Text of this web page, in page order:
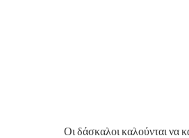
Οι δάσκαλοι καλούνται να